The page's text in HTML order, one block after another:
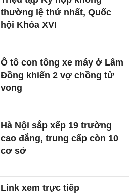
thường lệ thứ nhất, Quốc
hội Khóa XVI
Ô tô con tông xe máy ở Lâm
Đồng khiến 2 vợ chồng tử
vong
Hà Nội sắp xếp 19 trường
cao đẳng, trung cấp còn 10
cơ sở
Link xem trực tiếp